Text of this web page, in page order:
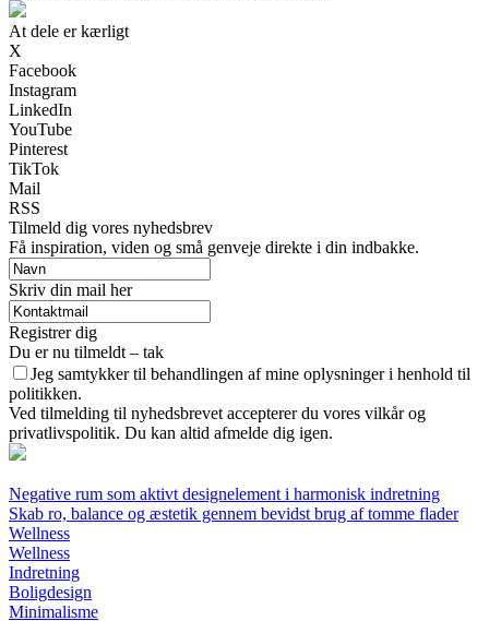
At dele er kærligt
X
Facebook
Instagram
LinkedIn
YouTube
Pinterest
TikTok
Mail
RSS
Tilmeld dig vores nyhedsbrev
Få inspiration, viden og små genveje direkte i din indbakke.
Skriv din mail her
Registrer dig
Du er nu tilmeldt – tak
Jeg samtykker til behandlingen af mine oplysninger i henhold til
politikken.
Ved tilmelding til nyhedsbrevet accepterer du vores vilkår og
privatlivspolitik. Du kan altid afmelde dig igen.
Negative rum som aktivt designelement i harmonisk indretning
Skab ro, balance og æstetik gennem bevidst brug af tomme flader
Wellness
Wellness
Indretning
Boligdesign
Minimalisme